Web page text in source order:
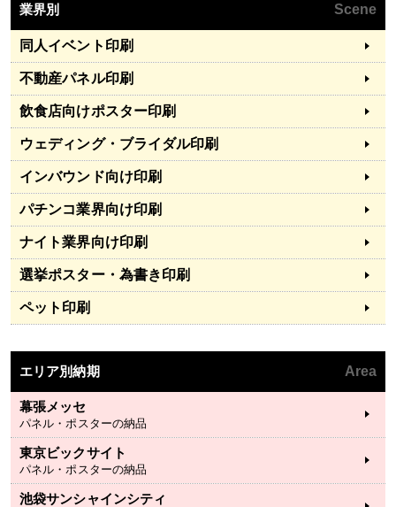
業界別 Scene
同人イベント印刷
不動産パネル印刷
飲食店向けポスター印刷
ウェディング・ブライダル印刷
インバウンド向け印刷
パチンコ業界向け印刷
ナイト業界向け印刷
選挙ポスター・為書き印刷
ペット印刷
エリア別納期 Area
幕張メッセ
パネル・ポスターの納品
東京ビックサイト
パネル・ポスターの納品
池袋サンシャインシティ